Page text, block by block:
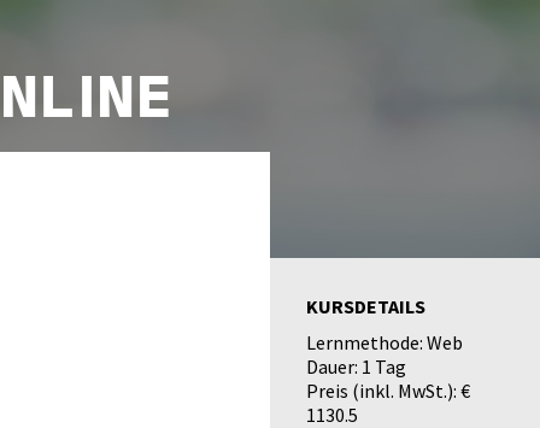
KURSDETAILS
Lernmethode: Web
Dauer: 1 Tag
Preis (inkl. MwSt.): €
1130.5